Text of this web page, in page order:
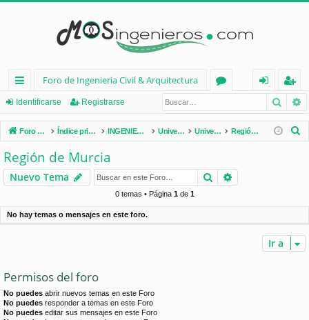
nl
ac
es
rá
pi
d
Foro de Ingenieria Civil & Arquitectura
os
nt
ifi
e
eg
ist
ra
Identificarse Registrarse
Foro de Ingenieria Civil & Arquitectura Índice principal INGENIERÍA CIVIL (España) Universidades de España Universidades por Comunidades Región de Murcia
r
Región de Murcia
Nuevo Tema Buscar
0 temas • Página 1de 1
No hay temas o mensajes en este foro.
Ir a
Permisos del foro
No puedes abrir nuevos temas en este Foro
No puedes responder a temas en este Foro
No puedes editar sus mensajes en este Foro